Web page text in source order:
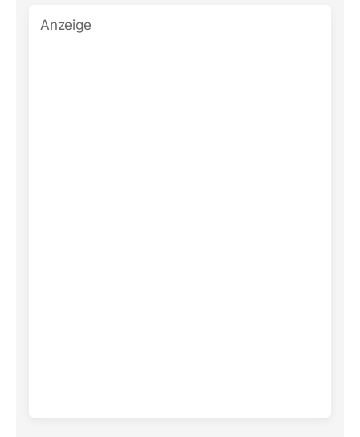
Anzeige